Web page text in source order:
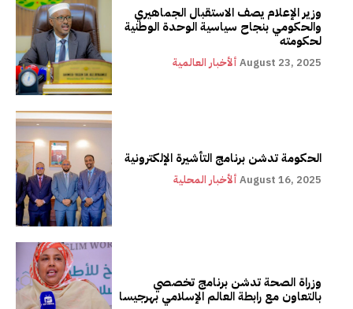
وزير الإعلام يصف الاستقبال الجماهيري
والحكومي بنجاح سياسية الوحدة الوطنية
لحكومته
ألأخبار العالمية August 23, 2025
الحكومة تدشن برنامج التأشيرة الإلكترونية
ألأخبار المحلية August 16, 2025
وزراة الصحة تدشن برنامج تخصصي
بالتعاون مع رابطة العالم الإسلامي بهرجيسا